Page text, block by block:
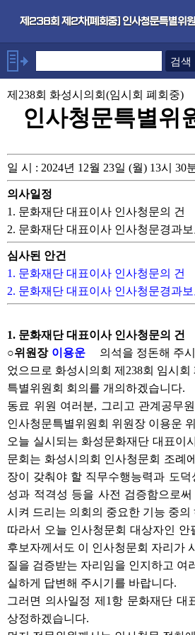
제238회 제2차[폐회중] 인사청문특별위
×
안건
1. 문화재단 대표이사 인사청문의
2. 문화재단 대표이사 인사청문
제238회 화성시의회(임시회 폐회중)
인사청문특별위
일 시 : 2024년 12월 23일 (월) 13시 30
의사일정
1. 문화재단 대표이사 인사청문의 건
2. 문화재단 대표이사 인사청문경과
심사된 안건
1. 문화재단 대표이사 인사청문의 건
2. 문화재단 대표이사 인사청문경과
1. 문화재단 대표이사 인사청문의 건
○위원장 이용운
의석을 정돈해 주
었으므로 화성시의회 제238회 임시
특별위원회 회의를 개의하겠습니다.
동료 위원 여러분, 그리고 관계공무
인사청문특별위원회 위원장 이용운
오늘 실시되는 화성문화재단 대표이
문회는 화성시의회 인사청문회 조례
장이 갖춰야 할 직무수행능력과 도덕
성과 적격성 등을 사전 검증함으로
시켜 드리는 의회의 중요한 기능 중의
따라서 오늘 인사청문회 대상자인 안
후보자께서도 이 인사청문회 자리가
질을 검증받는 자리임을 인지하고 여
실하게 답변해 주시기를 바랍니다.
그러면 의사일정 제1항 문화재단 대
상정하겠습니다.